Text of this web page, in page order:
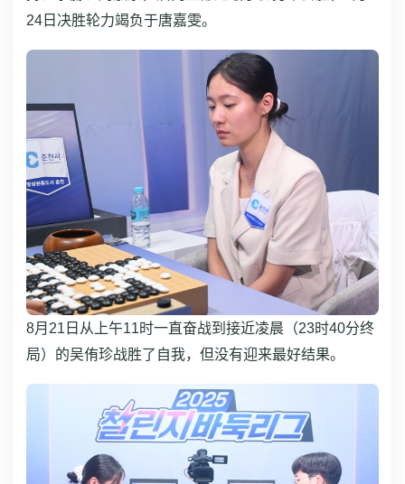
24日决胜轮力竭负于唐嘉雯。
8月21日从上午11时一直奋战到接近凌晨（23时40分终
局）的吴侑珍战胜了自我，但没有迎来最好结果。